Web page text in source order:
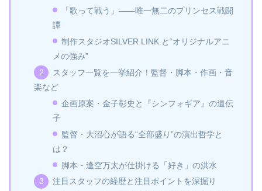
「歌って戦う」――唯一無二のプリンセス戦闘
譚
制作スタジオSILVER LINK.と“オリジナルアニ
メの強み”
スタッフ一覧を一挙紹介！監督・脚本・作画・音
楽など
企画原案・金子彰史と『シンフォギア』の遺伝
子
監督・大沼心が語る“全部盛り”の演出哲学と
は？
脚本・逢空万太が仕掛ける「好き」の洪水
注目スタッフの経歴と注目ポイントを深掘り